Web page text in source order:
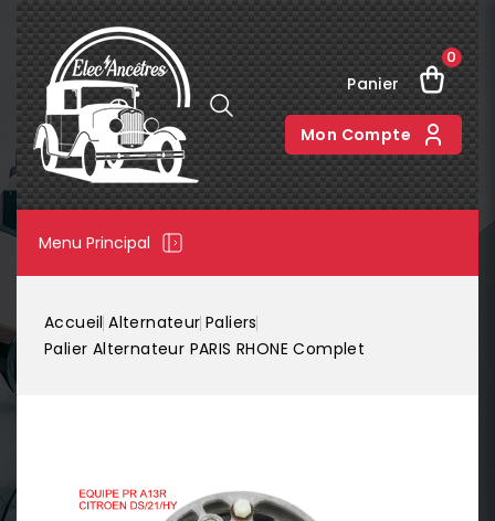
Panier
0
Mon Compte
Menu Principal
Accueil Alternateur Paliers
Palier Alternateur PARIS RHONE Complet